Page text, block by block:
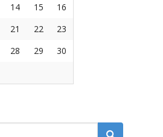
14 15
16
21 22
23
28 29
30